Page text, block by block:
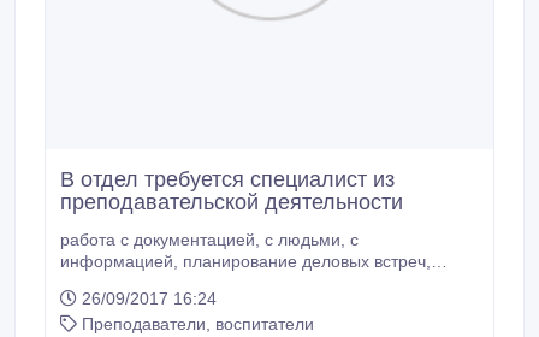
В отдел требуется специалист из
преподавательской деятельности
работа с документацией, с людьми, с
информацией, планирование деловых встреч,
сотрудника. условия: сплоченный коллектив,
нормированный рабочий день, рассмотрим
26/09/2017 16:24
Преподаватели, воспитатели